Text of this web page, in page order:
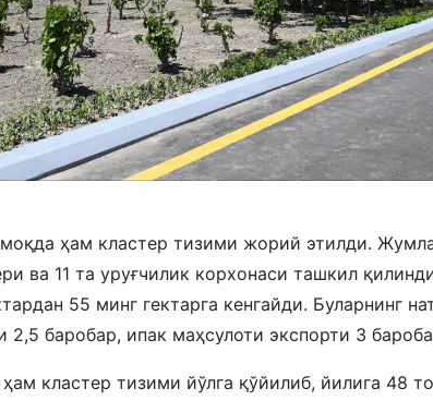
ҳам кластер тизими жорий этилди.
ва 11 та уруғчилик корхонаси ташкил
55 минг гектарга кенгайди. Буларнинг
баробар, ипак маҳсулоти экспорти 3
кластер тизими йўлга қўйилиб, йилига 48